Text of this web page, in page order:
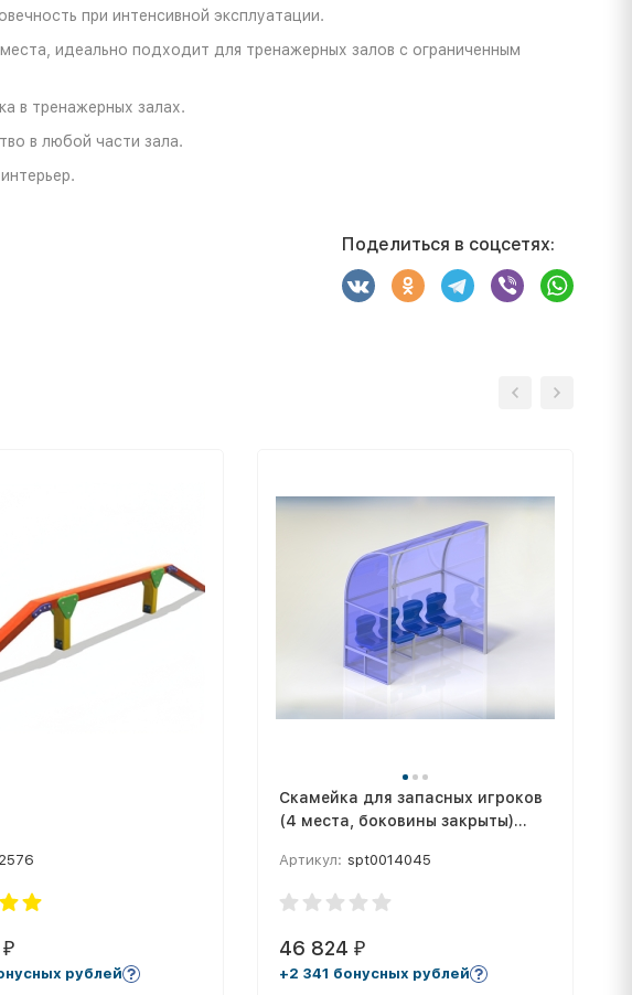
при интенсивной эксплуатации.
идеально подходит для тренажерных залов с ограниченным
в тренажерных залах.
в любой части зала.
Поделиться в соцсетях:
2576
₽
рублей
Скамейка для запасных игроков
(4 места, боковины закрыты)
Артикул: spt0014045
46 824 ₽
+2 341 бонусных рублей